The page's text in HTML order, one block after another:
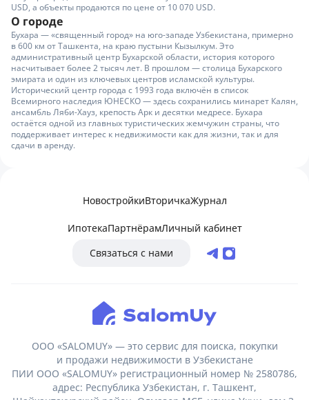
USD, а объекты продаются по цене от 10 070 USD.
О городе
Бухара — «священный город» на юго-западе Узбекистана, примерно
в 600 км от Ташкента, на краю пустыни Кызылкум. Это
административный центр Бухарской области, история которого
насчитывает более 2 тысяч лет. В прошлом — столица Бухарского
эмирата и один из ключевых центров исламской культуры.
Исторический центр города с 1993 года включён в список
Всемирного наследия ЮНЕСКО — здесь сохранились минарет Калян,
ансамбль Ляби-Хауз, крепость Арк и десятки медресе. Бухара
остаётся одной из главных туристических жемчужин страны, что
поддерживает интерес к недвижимости как для жизни, так и для
сдачи в аренду.
НовостройкиВторичкаЖурнал
ИпотекаПартнёрамЛичный кабинет
Связаться с нами
ООО «SALOMUY» — это сервис для поиска, покупки
и продажи недвижимости в Узбекистане
ПИИ ООО «SALOMUY» регистрационный номер № 2580786,
адрес: Республика Узбекистан, г. Ташкент,